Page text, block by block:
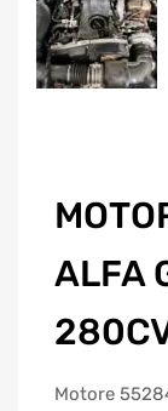
ALFA
Motore